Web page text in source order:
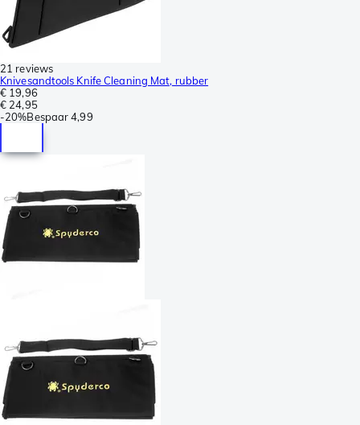
21 reviews
Knivesandtools Knife Cleaning Mat, rubber
€ 19,96
€ 24,95
-20%Bespaar 4,99